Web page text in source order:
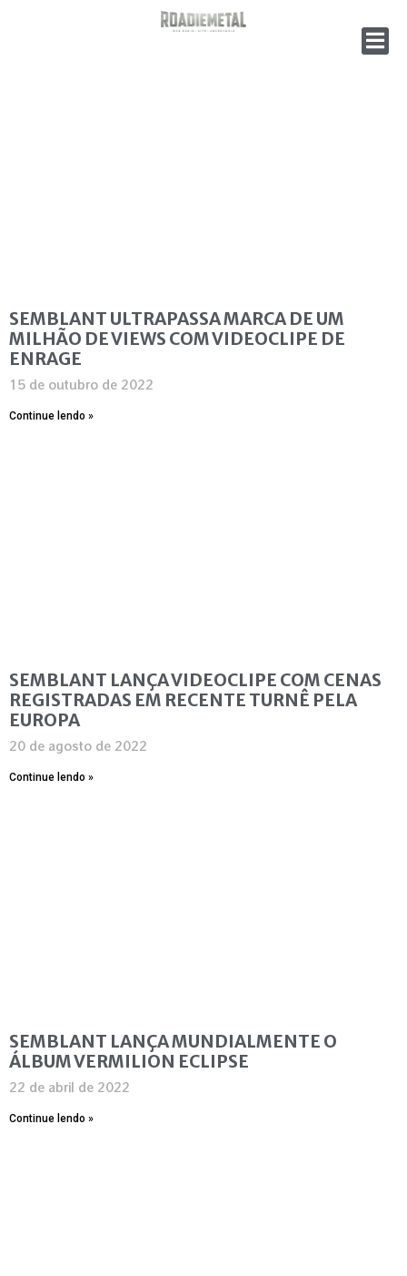
SEMBLANT ULTRAPASSA MARCA DE UM
MILHÃO DE VIEWS COM VIDEOCLIPE DE
ENRAGE
15 de outubro de 2022
Continue lendo »
SEMBLANT LANÇA VIDEOCLIPE COM CENAS
REGISTRADAS EM RECENTE TURNÊ PELA
EUROPA
20 de agosto de 2022
Continue lendo »
SEMBLANT LANÇA MUNDIALMENTE O
ÁLBUM VERMILION ECLIPSE
22 de abril de 2022
Continue lendo »